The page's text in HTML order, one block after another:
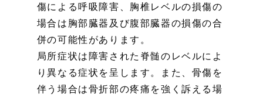
傷による呼吸障害、胸椎レベルの損傷の
場合は胸部臓器及び腹部臓器の損傷の合
併の可能性があります。
局所症状は障害された脊髄のレベルによ
り異なる症状を呈します。また、骨傷を
伴う場合は骨折部の疼痛を強く訴える場